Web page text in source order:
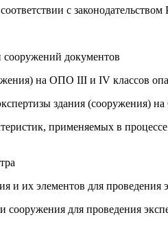
с
сооружений документов
на ОПО III и IV классов
здания (сооружения)
применяемых в
и их элементов для
сооружения для проведения